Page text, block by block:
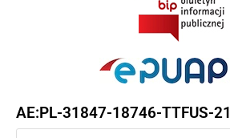
AE:PL-31847-18746-TTFUS-21